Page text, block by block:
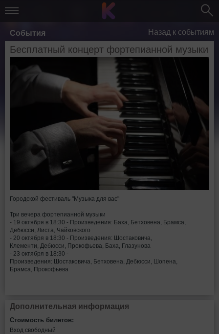
События Назад к событиям
Бесплатный концерт фортепианной музыки
Городской фестиваль "Музыка для вас"
Три вечера фортепианной музыки
- 19 октября в 18:30 - Произведения: Баха, Бетховена, Брамса,
Дебюсси, Листа, Чайковского
- 20 октября в 18:30 - Произведения: Шостаковича,
Клементи, Дебюсси, Прокофьева, Баха, Глазунова
- 23 октября в 18:30 -
Произведения: Шостаковича, Бетховена, Дебюсси, Шопена,
Брамса, Прокофьева
Дополнительная информация
Стоимость билетов:
Вход свободный